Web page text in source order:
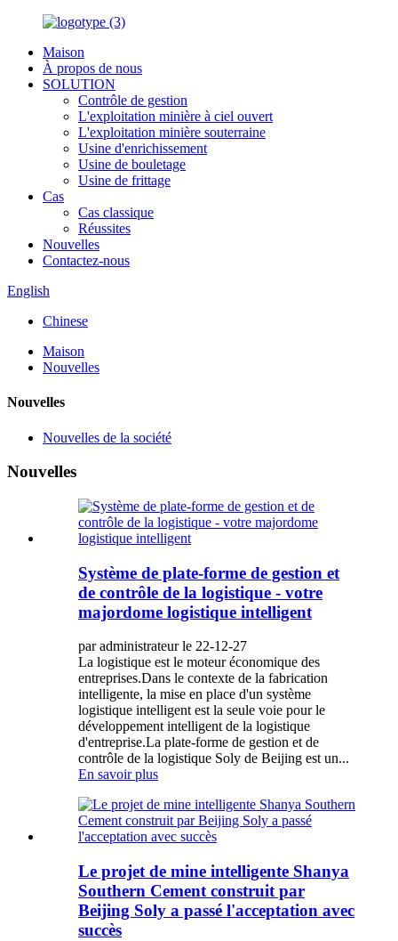
Maison
À propos de nous
SOLUTION
Contrôle de gestion
L'exploitation minière à ciel ouvert
L'exploitation minière souterraine
Usine d'enrichissement
Usine de bouletage
Usine de frittage
Cas
Cas classique
Réussites
Nouvelles
Contactez-nous
English
Chinese
Maison
Nouvelles
Nouvelles
Nouvelles de la société
Nouvelles
Système de plate-forme de gestion et
de contrôle de la logistique - votre
majordome logistique intelligent
par administrateur le 22-12-27
La logistique est le moteur économique des
entreprises.Dans le contexte de la fabrication
intelligente, la mise en place d'un système
logistique intelligent est la seule voie pour le
développement intelligent de la logistique
d'entreprise.La plate-forme de gestion et de
contrôle de la logistique Soly de Beijing est un...
En savoir plus
Le projet de mine intelligente Shanya
Southern Cement construit par
Beijing Soly a passé l'acceptation avec
succès